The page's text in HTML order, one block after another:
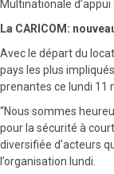
Multinationale
La CARICOM:
Avec le départ du
pays les plus
prenantes ce lundi 11
“Nous sommes
pour la sécurité à
diversifiée d’acteurs
l’organisation lundi.